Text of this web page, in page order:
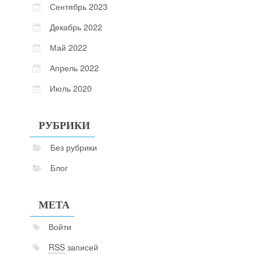
Сентябрь 2023
Декабрь 2022
Май 2022
Апрель 2022
Июль 2020
РУБРИКИ
Без рубрики
Блог
МЕТА
Войти
RSS записей